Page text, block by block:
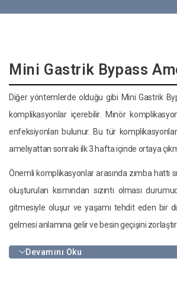
Mini Gastrik Bypass
Diğer yöntemlerde olduğu gibi Mini Gastrik
komplikasyonlar içerebilir. Minör
enfeksiyonları bulunur. Bu tür
ameliyattan sonraki ilk 3 hafta içinde ortaya
Önemli komplikasyonlar arasında zımba hattı
oluşturulan kısmından sızıntı olması
gitmesiyle oluşur ve yaşamı tehdit eden bir
gelmesi anlamına gelir ve besin geçişini
Devamını Oku